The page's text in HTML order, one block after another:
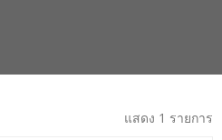
แสดง 1 รายการ